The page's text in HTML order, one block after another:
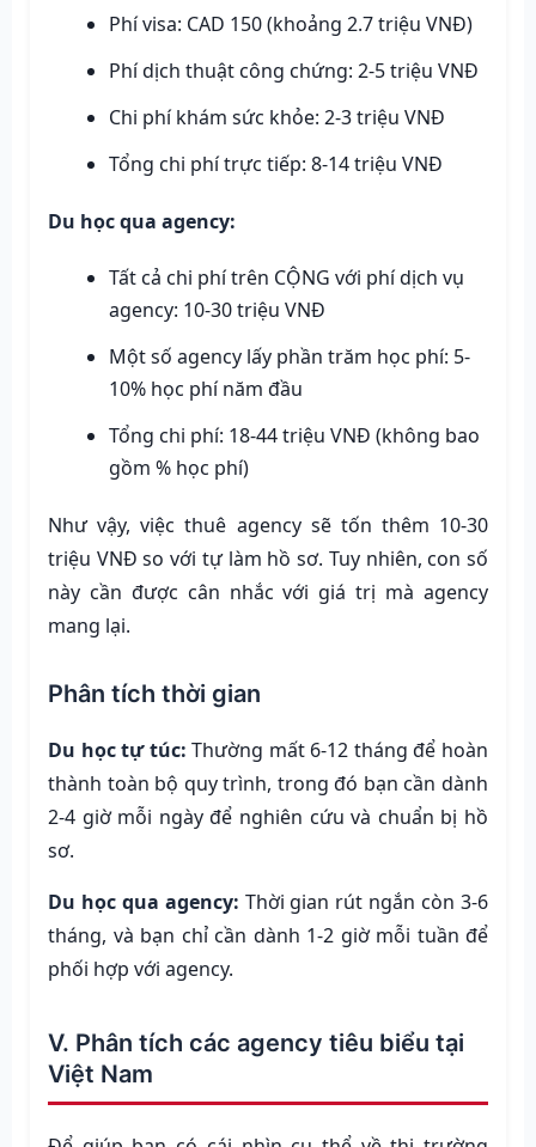
Phí visa: CAD 150 (khoảng 2.7 triệu VNĐ)
Phí dịch thuật công chứng: 2-5 triệu VNĐ
Chi phí khám sức khỏe: 2-3 triệu VNĐ
Tổng chi phí trực tiếp: 8-14 triệu VNĐ
Du học qua agency:
Tất cả chi phí trên CỘNG với phí dịch vụ
agency: 10-30 triệu VNĐ
Một số agency lấy phần trăm học phí: 5-
10% học phí năm đầu
Tổng chi phí: 18-44 triệu VNĐ (không bao
gồm % học phí)
Như vậy, việc thuê agency sẽ tốn thêm 10-30
triệu VNĐ so với tự làm hồ sơ. Tuy nhiên, con số
này cần được cân nhắc với giá trị mà agency
mang lại.
Phân tích thời gian
Du học tự túc: Thường mất 6-12 tháng để hoàn
thành toàn bộ quy trình, trong đó bạn cần dành
2-4 giờ mỗi ngày để nghiên cứu và chuẩn bị hồ
sơ.
Du học qua agency: Thời gian rút ngắn còn 3-6
tháng, và bạn chỉ cần dành 1-2 giờ mỗi tuần để
phối hợp với agency.
V. Phân tích các agency tiêu biểu tại
Việt Nam